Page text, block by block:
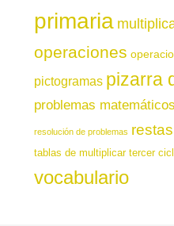
primaria
operaciones
pictogramas pizarra
problemas matemáticos
resolución de problemas restas
tablas de multiplicar tercer
vocabulario